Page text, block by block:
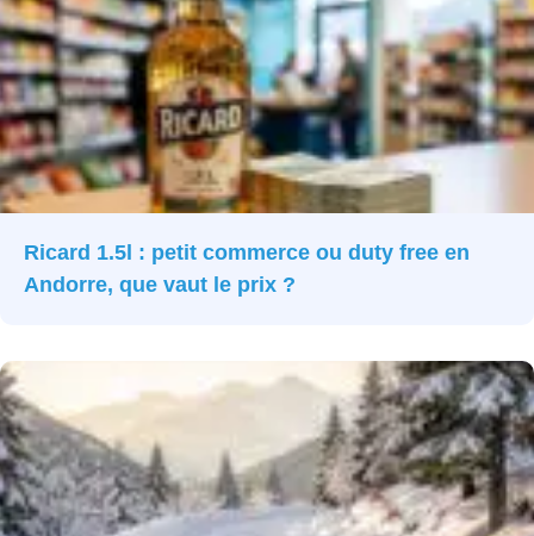
Ricard 1.5l : petit commerce ou duty free en
Andorre, que vaut le prix ?